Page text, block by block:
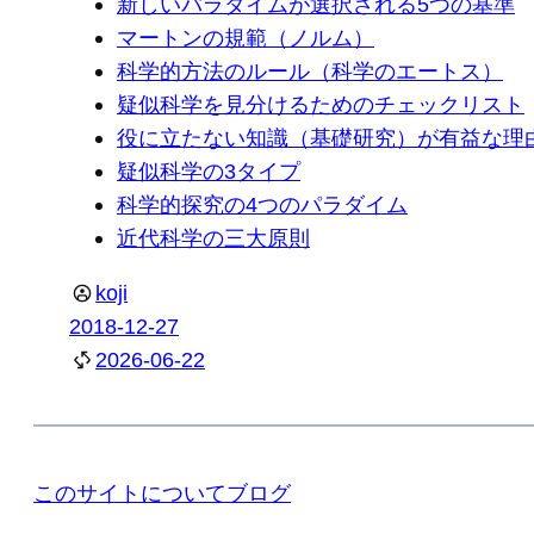
マートンの規範（ノルム）
科学的方法のルール（科学のエートス）
疑似科学を見分けるためのチェックリスト
役に立たない知識（基礎研究）が有益な理
疑似科学の3タイプ
科学的探究の4つのパラダイム
近代科学の三大原則
koji
2018-12-27
2026-06-22
このサイトについてブログ